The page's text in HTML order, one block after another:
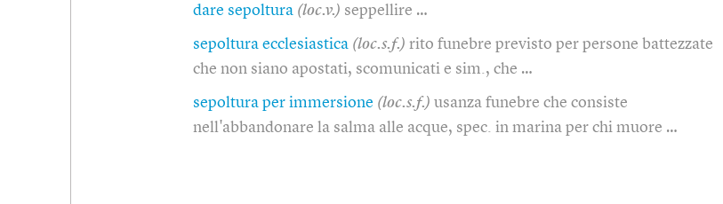
dare sepoltura (loc.v.) seppellire …
sepoltura ecclesiastica (loc.s.f.) rito funebre previsto per persone battezzate
che non siano apostati, scomunicati e sim., che …
sepoltura per immersione (loc.s.f.) usanza funebre che consiste
nell'abbandonare la salma alle acque, spec. in marina per chi muore …